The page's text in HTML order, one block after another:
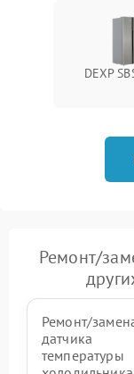
DEXP
Ремонт/
Ремонт/
датчика
температуры